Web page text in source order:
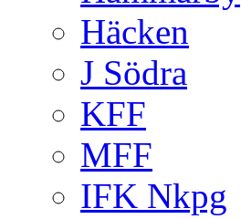
Häcken
J Södra
KFF
MFF
IFK Nkpg